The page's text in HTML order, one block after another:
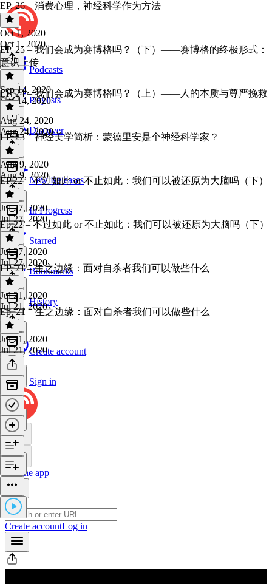
Podcasts
Playlists
Discover
New Releases
In Progress
Starred
Bookmarks
History
Create account
Sign in
Get the app
Create accountLog in
EP. 26 – 消费心理，神经科学作为方法
Oct 1, 2020
Oct 1, 2020
EP. 25 – 我们会成为赛博格吗？（下）——赛博格的终极形式：
意识上传
Sep 14, 2020
Sep 14, 2020
EP. 24 – 我们会成为赛博格吗？（上）——人的本质与尊严挽救
Aug 24, 2020
Aug 24, 2020
EP. 23 – 神经美学简析：蒙德里安是个神经科学家？
Aug 9, 2020
Aug 9, 2020
EP.22 – 不过如此 or 不止如此：我们可以被还原为大脑吗（下）
Jul 27, 2020
Jul 27, 2020
Ep.22 – 不过如此 or 不止如此：我们可以被还原为大脑吗（下）
Jul 27, 2020
Jul 27, 2020
EP. 21 – 生之边缘：面对自杀者我们可以做些什么
Jul 21, 2020
Jul 21, 2020
Ep. 21 – 生之边缘：面对自杀者我们可以做些什么
Jul 21, 2020
Jul 21, 2020